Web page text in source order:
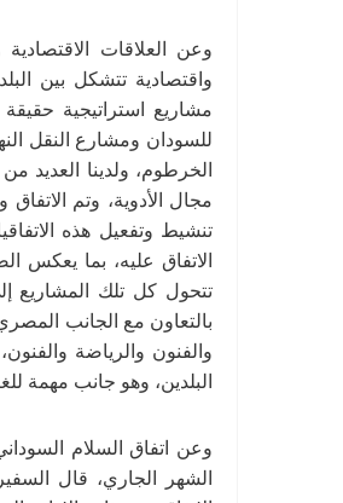
وعن العلاقات
واقتصادية تتشكل بين
مشاريع استراتيجية
للسودان ومشارع النقل
الخرطوم، ولدينا العديد
مجال الأدوية، وتم
تنشيط وتفعيل هذه
الاتفاق عليه، بما يعكس
تتحول كل تلك المشاريع
بالتعاون مع الجانب
والفنون والرياضة
البلدين، وهو جانب مهمة
وعن اتفاق السلام
الشهر الجاري، قال